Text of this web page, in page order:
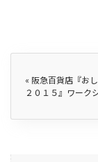
« 阪急百貨店『お
２０１５』ワーク